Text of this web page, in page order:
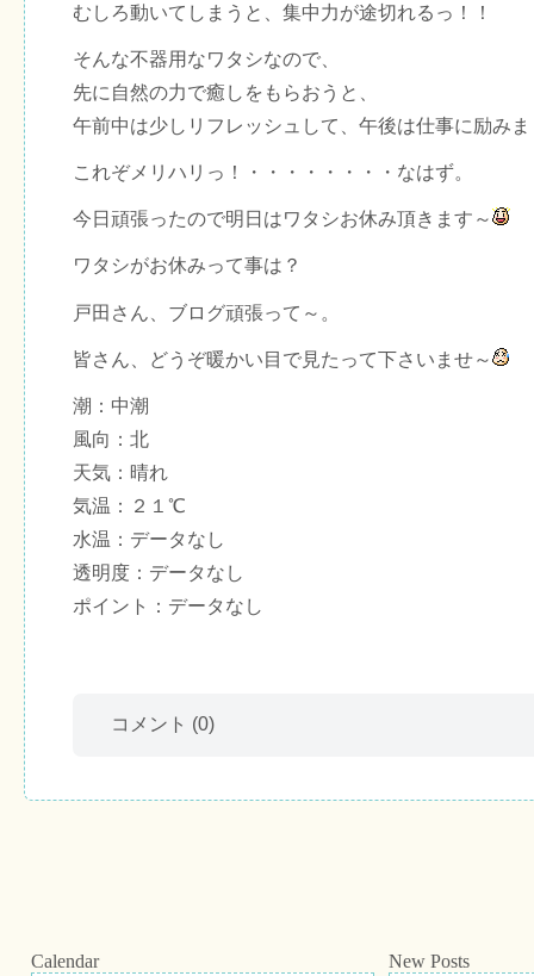
むしろ動いてしまうと、集中力が途切れるっ！！
そんな不器用なワタシなので、
先に自然の力で癒しをもらおうと、
午前中は少しリフレッシュして、午後は仕事に励み
これぞメリハリっ！・・・・・・・・なはず。
今日頑張ったので明日はワタシお休み頂きます～
ワタシがお休みって事は？
戸田さん、ブログ頑張って～。
皆さん、どうぞ暖かい目で見たって下さいませ～
潮：中潮
風向：北
天気：晴れ
気温：２１℃
水温：データなし
透明度：データなし
ポイント：データなし
コメント (0)
Calendar New Posts